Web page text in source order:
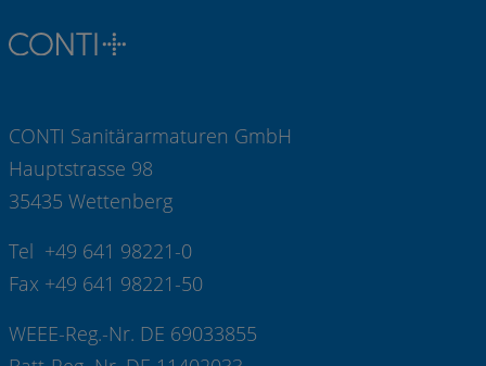
CONTI Sanitärarmaturen GmbH
Hauptstrasse 98
35435 Wettenberg
Tel +49 641 98221-0
Fax +49 641 98221-50
WEEE-Reg.-Nr. DE 69033855